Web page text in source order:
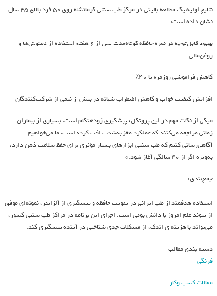
نتایج اولیه یک مطالعه بالینی در مرکز طب سنتی کرمانشاه روی ۵۰ فرد بالای ۴۵ سال
نشان داده است:
بهبود قابل‌توجه در نمره حافظه کوتاه‌مدت پس از ۶ هفته استفاده از دمنوش‌ها و
روغن‌مالی
کاهش فراموشی روزمره تا ۴۰٪
افزایش کیفیت خواب و کاهش اضطراب شبانه در بیش از نیمی از شرکت‌کنندگان
«یکی از نکات مهم در این پروتکل، پیشگیری زودهنگام است. بسیاری از بیماران
زمانی مراجعه می‌کنند که عملکرد مغز به‌شدت افت کرده است. ما می‌خواهیم
آگاهی‌رسانی کنیم که طب سنتی ابزارهای بسیار مؤثری برای حفظ سلامت ذهن دارد،
به‌ویژه اگر از ۴۰ سالگی آغاز شود.»
جمع‌بندی:
استفاده هدفمند از طب ایرانی در تقویت حافظه و پیشگیری از آلزایمر، نمونه‌ای موفق
از پیوند علم امروز با دانش بومی است. اجرای این برنامه در مراکز طب سنتی کشور،
می‌تواند با هزینه‌ای اندک، از مشکلات جدی شناختی در آینده پیشگیری کند.
دسته بندی مطالب
فرنگی
مقالات کسب وکار